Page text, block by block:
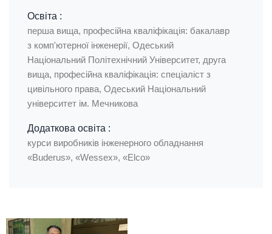
Освіта :
перша вища, професійна кваліфікація: бакалавр
з комп'ютерної інженерії, Одеський
Національний Політехнічний Університет, друга
вища, професійна кваліфікація: спеціаліст з
цивільного права, Одеський Національний
університет ім. Мечникова
Додаткова освіта :
курси виробників інженерного обладнання
«Buderus», «Wessex», «Elco»